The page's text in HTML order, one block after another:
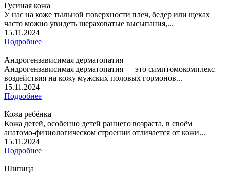
Гусиная кожа
У нас на коже тыльной поверхности плеч, бедер или щеках
часто можно увидеть шераховатые высыпания,...
15.11.2024
Подробнее
Андрогензависимая дерматопатия
Андрогензависимая дерматопатия — это симптомокомплекс
воздействия на кожу мужских половых гормонов...
15.11.2024
Подробнее
Кожа ребёнка
Кожа детей, особенно детей раннего возраста, в своём
анатомо-физиологическом строении отличается от кожи...
15.11.2024
Подробнее
Шипица